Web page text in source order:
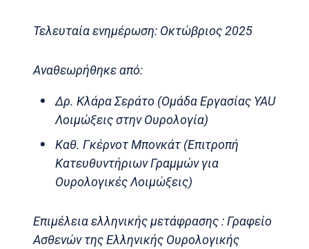
Τελευταία ενημέρωση: Οκτώβριος 2025
Αναθεωρήθηκε από:
Δρ. Κλάρα Σεράτο (Ομάδα Εργασίας YAU
Λοιμώξεις στην Ουρολογία)
Καθ. Γκέρνοτ Μπονκάτ (Επιτροπή
Κατευθυντήριων Γραμμών για
Ουρολογικές Λοιμώξεις)
Επιμέλεια ελληνικής μετάφρασης : Γραφείο
Ασθενών της Ελληνικής Ουρολογικής